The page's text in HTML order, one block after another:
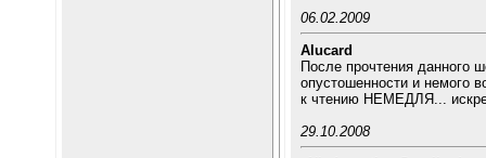
06.02.2009
Alucard
После прочтения данного
опустошенности и немого
к чтению НЕМЕДЛЯ...
29.10.2008